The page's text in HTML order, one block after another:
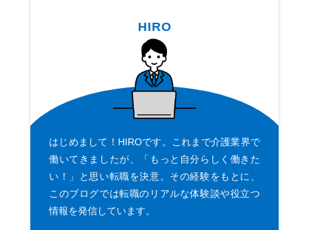
HIRO
はじめまして！HIROです。これまで介護業界で
働いてきましたが、「もっと自分らしく働きた
い！」と思い転職を決意。その経験をもとに、
このブログでは転職のリアルな体験談や役立つ
情報を発信しています。